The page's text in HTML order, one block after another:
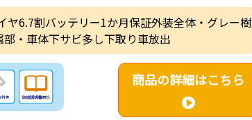
ヤ6.7割バッテリー1か月保証外装全体・グレー樹
・車体下サビ多し下取り車放出
商品の詳細はこちら